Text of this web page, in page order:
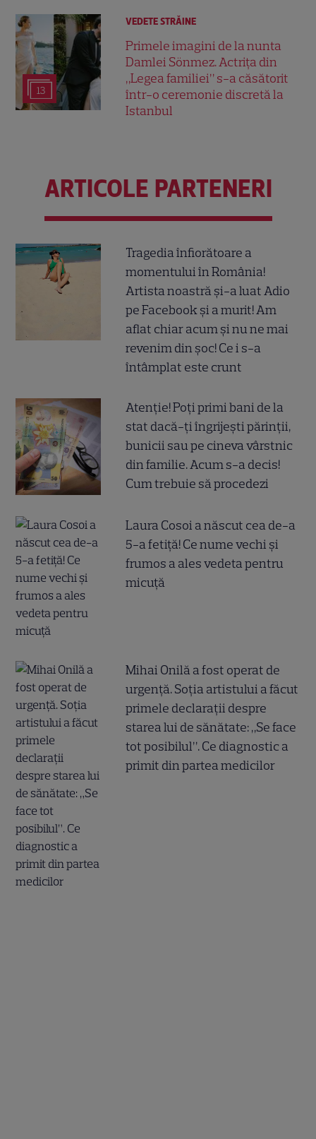
13
VEDETE STRĂINE
Primele imagini de la nunta
Damlei Sönmez. Actrița din
„Legea familiei” s-a căsătorit
într-o ceremonie discretă la
Istanbul
ARTICOLE PARTENERI
Tragedia înfiorătoare a
momentului în România!
Artista noastră și-a luat Adio
pe Facebook și a murit! Am
aflat chiar acum și nu ne mai
revenim din șoc! Ce i s-a
întâmplat este crunt
Atenție! Poți primi bani de la
stat dacă-ți îngrijești părinții,
bunicii sau pe cineva vârstnic
din familie. Acum s-a decis!
Cum trebuie să procedezi
Laura Cosoi a născut cea de-a
5-a fetiță! Ce nume vechi și
frumos a ales vedeta pentru
micuță
Mihai Onilă a fost operat de
urgență. Soția artistului a făcut
primele declarații despre
starea lui de sănătate: „Se face
tot posibilul”. Ce diagnostic a
primit din partea medicilor